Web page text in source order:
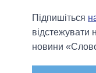
Підпишіться
відстежувати
новини